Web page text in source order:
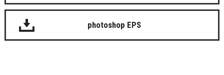
photoshop EPS